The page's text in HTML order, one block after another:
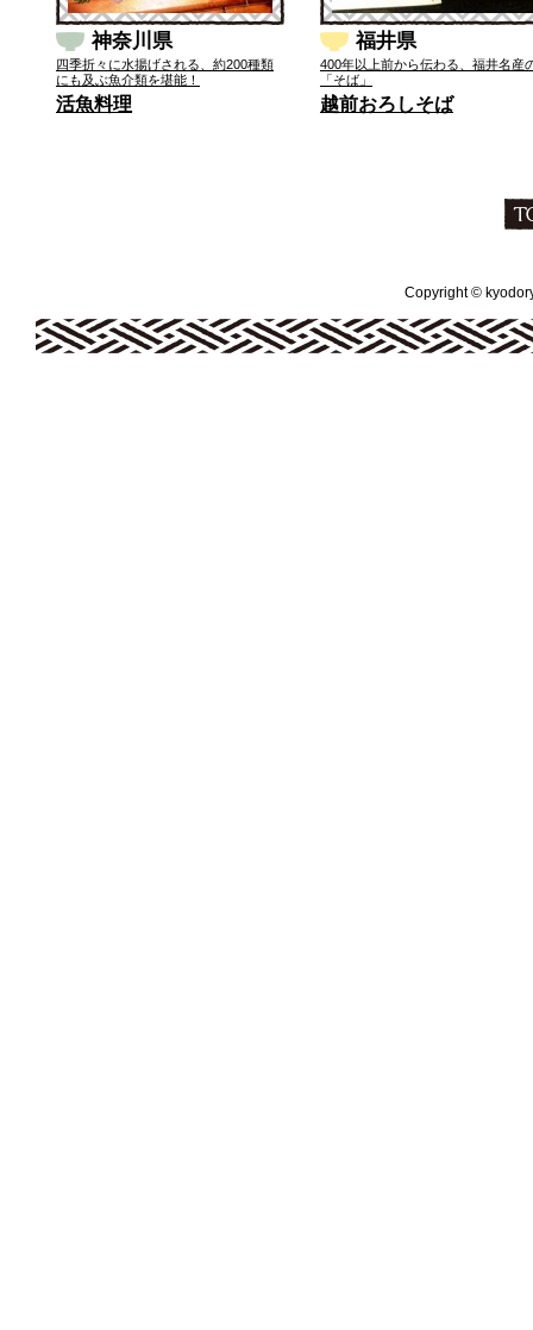
神奈川県
四季折々に水揚げされる、約200種類
にも及ぶ魚介類を堪能！
活魚料理
福井県
400年以上前から伝わる、福井名産
「そば」
越前おろしそば
Copyright ©